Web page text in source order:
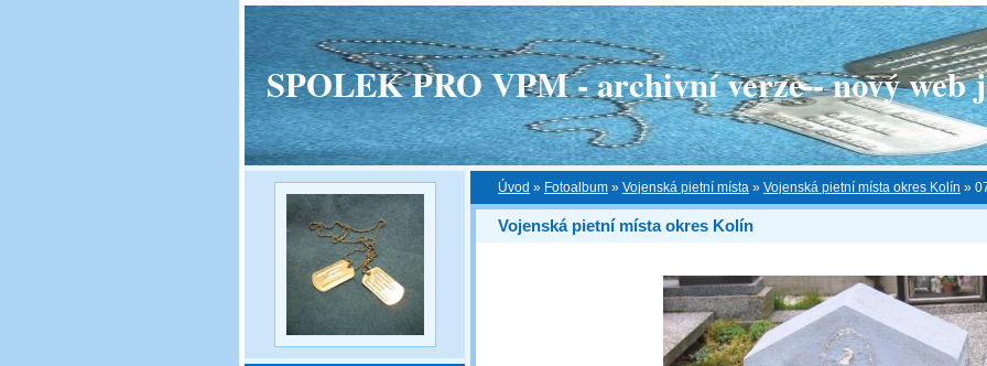
SPOLEK PRO VPM - archivní verze - nový web
Úvod » Fotoalbum » Vojenská pietní místa » Vojenská pietní místa okres Kolín »
Vojenská pietní místa okres Kolín